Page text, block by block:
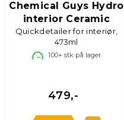
Chemical Guys Hydro
interior Ceramic
Quickdetailer for interiør,
473ml
100+ stk på lager
479,-